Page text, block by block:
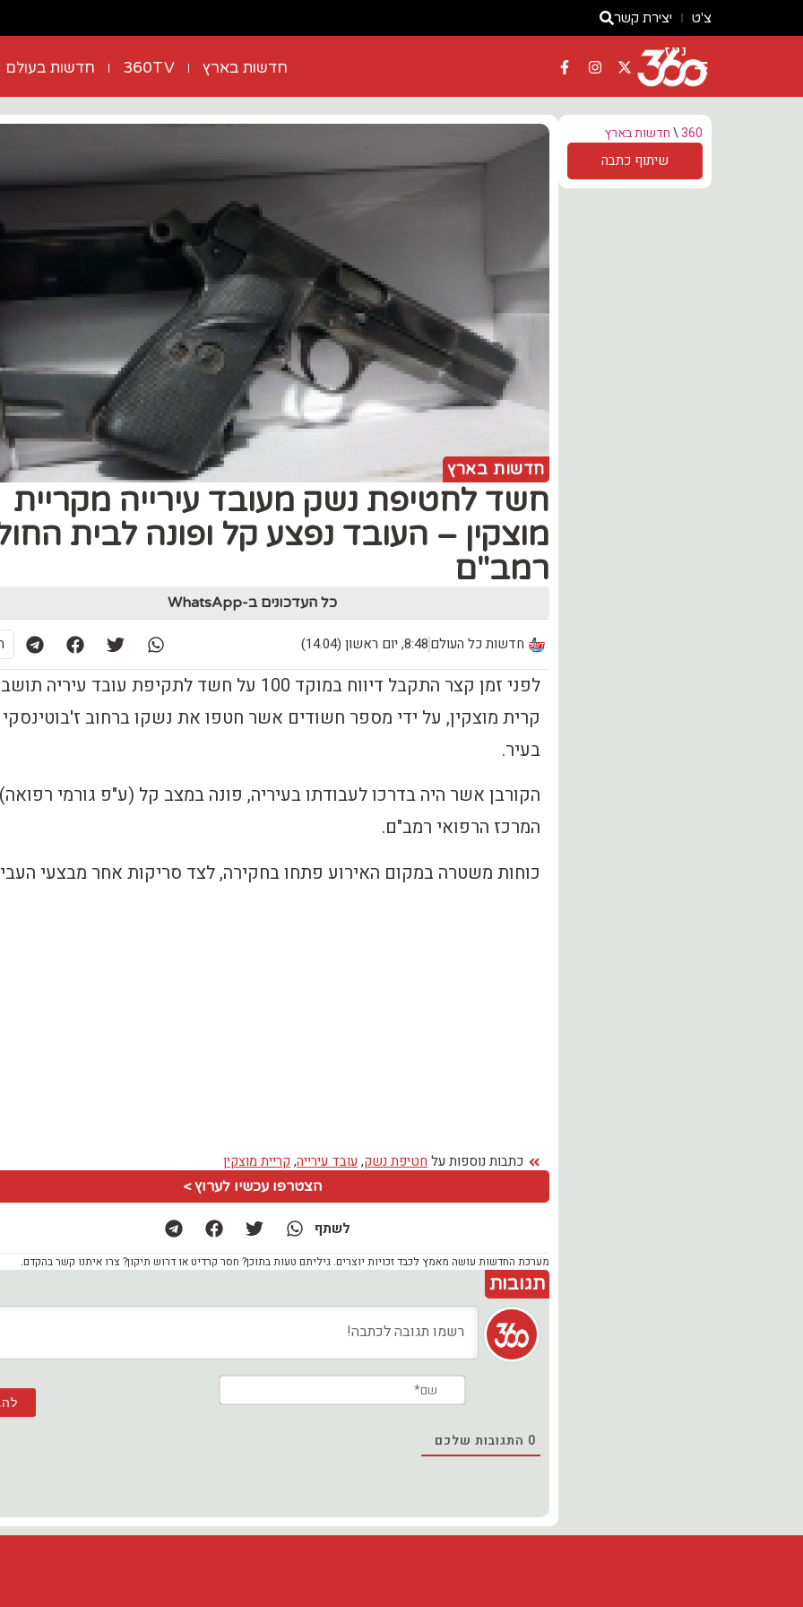
צ'ט יצירת קשר
ניוז
חדשות בארץ 360TV חדשות בעולם
360
\חדשות בארץ
שיתוף כתבה
חדשות בארץ
חשד לחטיפת נשק מעובד עירייה מקריית
מוצקין – העובד נפצע קל ופונה לבית
רמב"ם
כל העדכונים ב-WhatsApp
חדשות כל העולם8:48, יום ראשון (14.04)
לפני זמן קצר התקבל דיווח במוקד 100 על חשד לתקיפת עובד עיריה תושב
קרית מוצקין, על ידי מספר חשודים אשר חטפו את נשקו ברחוב ז'בוטינסקי
בעיר.
הקורבן אשר היה בדרכו לעבודתו בעיריה, פונה במצב קל (ע"פ גורמי
המרכז הרפואי רמב"ם.
כוחות משטרה במקום האירוע פתחו בחקירה, לצד סריקות אחר מבצעי
כתבות נוספות על חטיפת נשק, עובד עירייה, קריית מוצקין
הצטרפו עכשיו לערוץ >
לשתף
מערכת החדשות עושה מאמץ לכבד זכויות יוצרים. גיליתם טעות בתוכן? חסר קרדיט או דרוש תיקון? צרו איתנו קשר בהקדם.
תגובות
0 התגובות שלכם